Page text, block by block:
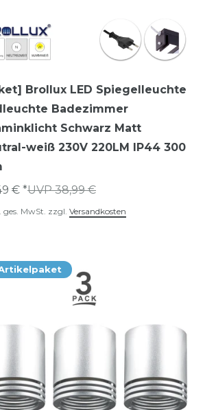
Brollux LED Spiegelleuchte
Badezimmer
Schwarz Matt
weiß 230V 220LM IP44 300
UVP 38,99 €
€ *
ges. MwSt. zzgl. Versandkosten